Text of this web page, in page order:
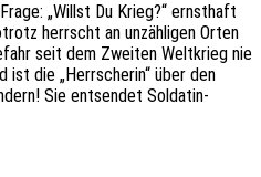
„Willst Du Krieg?“ ernst­haft
herrscht an unzäh­li­gen Orten
seit dem Zwei­ten Welt­krieg nie
ist die „Herr­sche­rin“ über den
Sie entsen­det Solda­tin­